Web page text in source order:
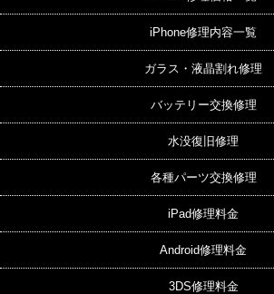
iPhone修理内容一覧
ガラス・液晶割れ修理
バッテリー交換修理
水没復旧修理
各種パーツ交換修理
iPad修理料金
Android修理料金
3DS修理料金